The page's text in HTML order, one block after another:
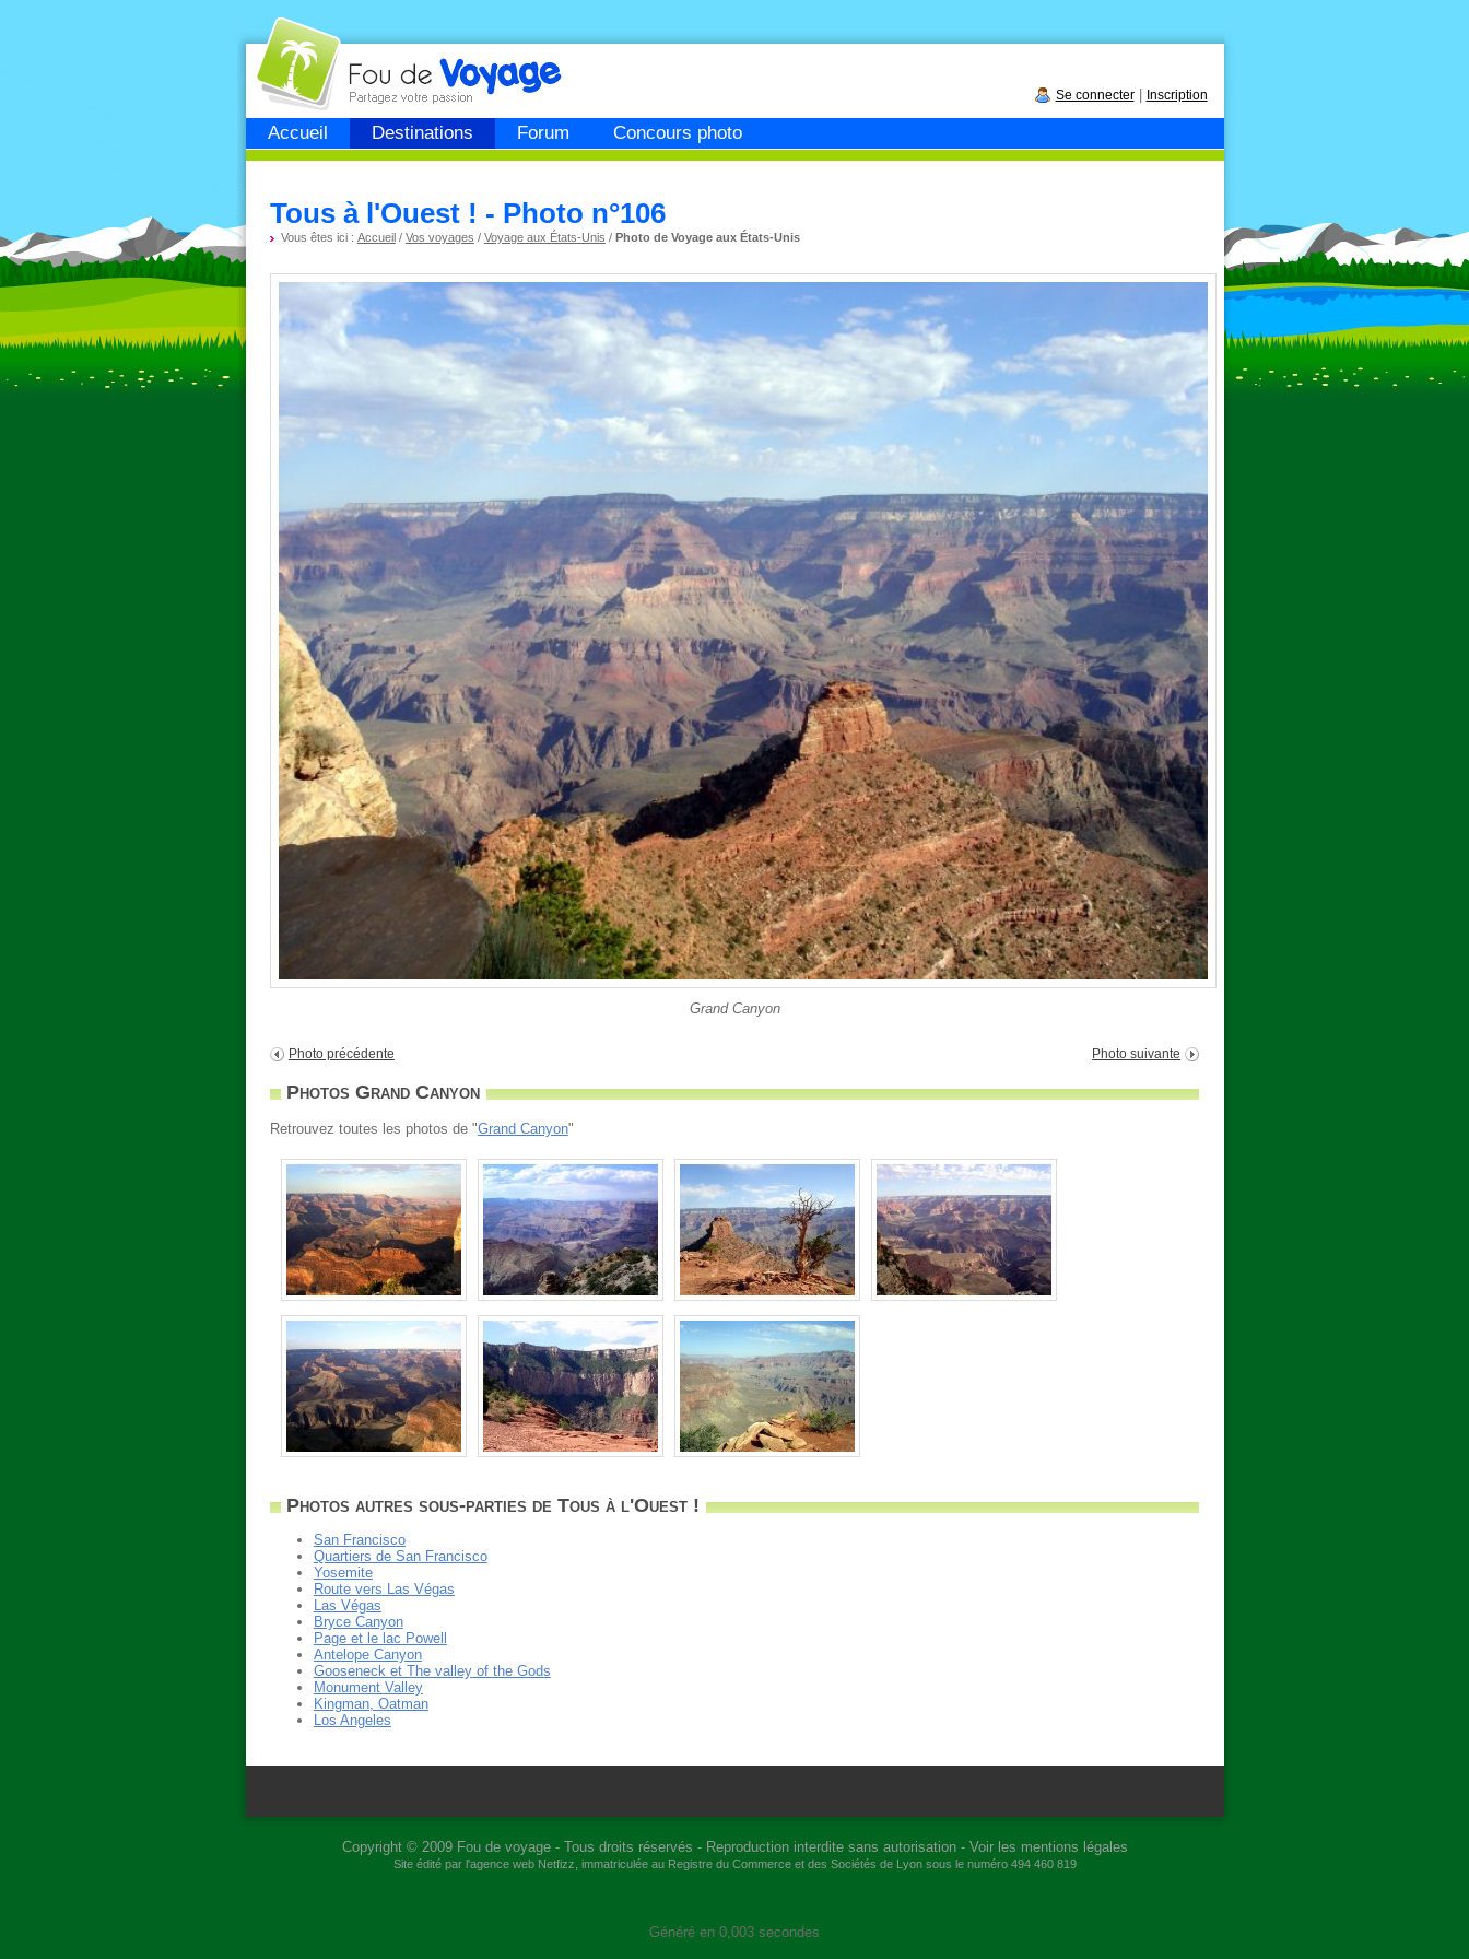
Accueil Destinations Forum Concours photo
Fou devoyage
Se connecter| Inscription
Tous à l'Ouest ! - Photo n°106
Vous êtes ici : Accueil/ Vos voyages / Voyage aux États-Unis / Photo de Voyage aux États-Unis
Grand Canyon
Photo précédente Photo suivante
Photos Grand Canyon
Retrouvez toutes les photos de "Grand Canyon"
Photos autres sous-parties de Tous à l'Ouest !
San Francisco
Quartiers de San Francisco
Yosemite
Route vers Las Végas
Las Végas
Bryce Canyon
Page et le lac Powell
Antelope Canyon
Gooseneck et The valley of the Gods
Monument Valley
Kingman, Oatman
Los Angeles
Copyright © 2009 Fou de voyage- Tous droits réservés - Reproduction interdite sans autorisation - Voir les mentions légales
Site édité par l'agence web Netfizz , immatriculée au Registre du Commerce et des Sociétés de Lyon sous le numéro 494 460 819
Généré en 0,003 secondes